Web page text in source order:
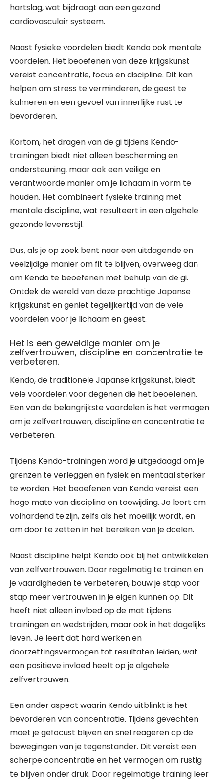
hartslag, wat bijdraagt aan een gezond
cardiovasculair systeem.
Naast fysieke voordelen biedt Kendo ook mentale
voordelen. Het beoefenen van deze krijgskunst
vereist concentratie, focus en discipline. Dit kan
helpen om stress te verminderen, de geest te
kalmeren en een gevoel van innerlijke rust te
bevorderen.
Kortom, het dragen van de gi tijdens Kendo-
trainingen biedt niet alleen bescherming en
ondersteuning, maar ook een veilige en
verantwoorde manier om je lichaam in vorm te
houden. Het combineert fysieke training met
mentale discipline, wat resulteert in een algehele
gezonde levensstijl.
Dus, als je op zoek bent naar een uitdagende en
veelzijdige manier om fit te blijven, overweeg dan
om Kendo te beoefenen met behulp van de gi.
Ontdek de wereld van deze prachtige Japanse
krijgskunst en geniet tegelijkertijd van de vele
voordelen voor je lichaam en geest.
Het is een geweldige manier om je
zelfvertrouwen, discipline en concentratie te
verbeteren.
Kendo, de traditionele Japanse krijgskunst, biedt
vele voordelen voor degenen die het beoefenen.
Een van de belangrijkste voordelen is het vermogen
om je zelfvertrouwen, discipline en concentratie te
verbeteren.
Tijdens Kendo-trainingen word je uitgedaagd om je
grenzen te verleggen en fysiek en mentaal sterker
te worden. Het beoefenen van Kendo vereist een
hoge mate van discipline en toewijding. Je leert om
volhardend te zijn, zelfs als het moeilijk wordt, en
om door te zetten in het bereiken van je doelen.
Naast discipline helpt Kendo ook bij het ontwikkelen
van zelfvertrouwen. Door regelmatig te trainen en
je vaardigheden te verbeteren, bouw je stap voor
stap meer vertrouwen in je eigen kunnen op. Dit
heeft niet alleen invloed op de mat tijdens
trainingen en wedstrijden, maar ook in het dagelijks
leven. Je leert dat hard werken en
doorzettingsvermogen tot resultaten leiden, wat
een positieve invloed heeft op je algehele
zelfvertrouwen.
Een ander aspect waarin Kendo uitblinkt is het
bevorderen van concentratie. Tijdens gevechten
moet je gefocust blijven en snel reageren op de
bewegingen van je tegenstander. Dit vereist een
scherpe concentratie en het vermogen om rustig
te blijven onder druk. Door regelmatige training leer